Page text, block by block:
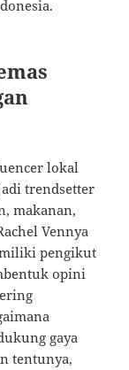
lokal
trendsetter
makanan,
Vennya
pengikut
opini
gaya
tentunya,